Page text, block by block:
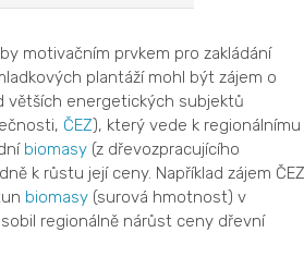
motivačním prvkem pro zakládání
plantáží mohl být zájem o
větších energetických subjektů
ČEZ), který vede k regionálnímu
biomasy (z dřevozpracujícího
k růstu její ceny. Například zájem
biomasy (surová hmotnost) v
regionálně nárůst ceny dřevní